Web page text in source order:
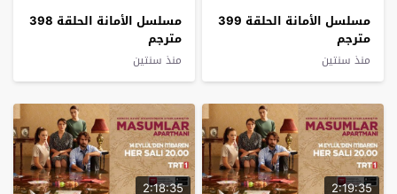
مسلسل الأمانة الحلقة 399
مترجم
منذ سنتين
مسلسل الأمانة الحلقة 398
مترجم
منذ سنتين
2:19:35
2:18:35